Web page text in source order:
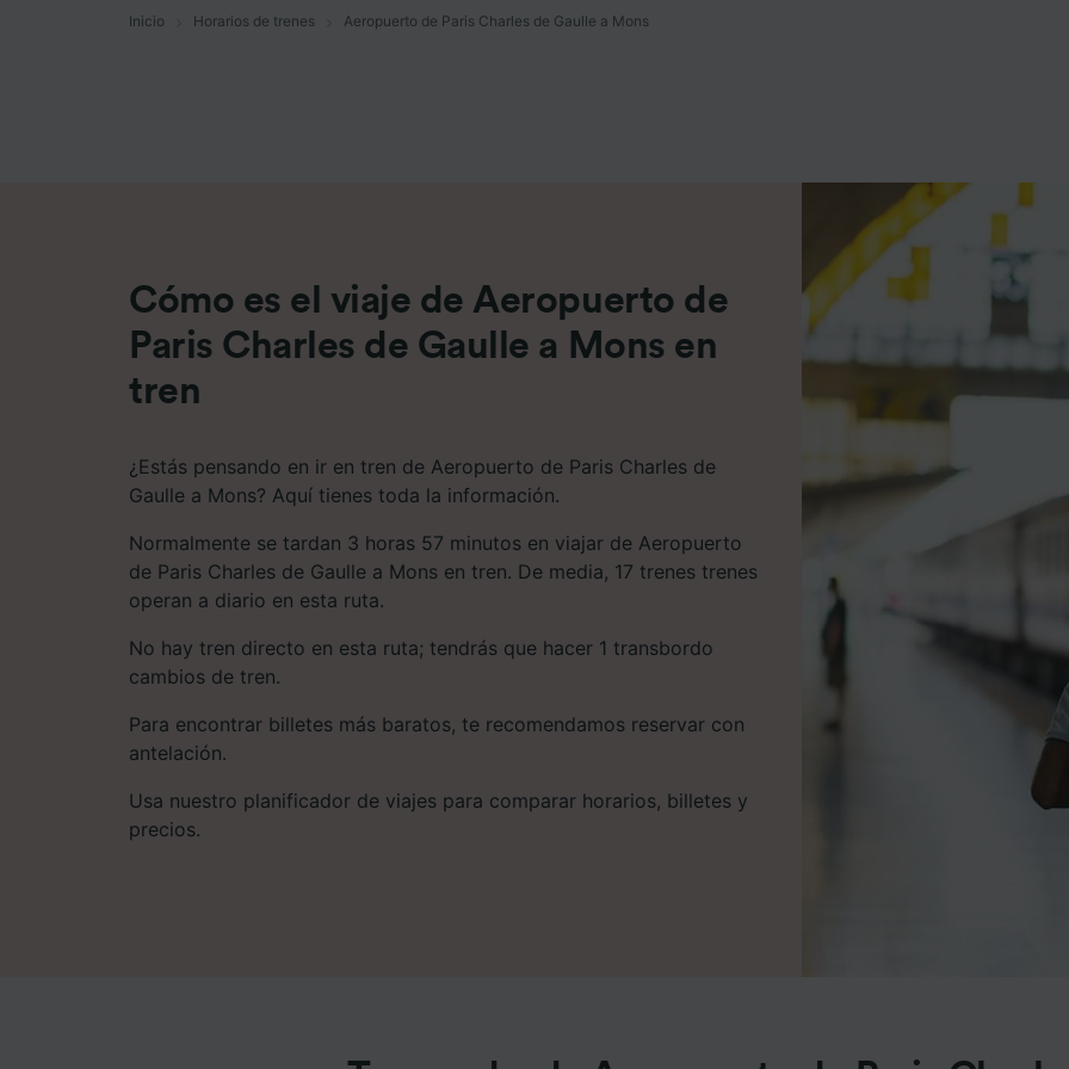
Inicio Horarios de trenes Aeropuerto de Paris Charles de Gaulle a Mons
Cómo es el viaje de Aeropuerto de
Paris Charles de Gaulle a Mons en
tren
¿Estás pensando en ir en tren de Aeropuerto de Paris Charles de
Gaulle a Mons? Aquí tienes toda la información.
Normalmente se tardan 3 horas 57 minutos en viajar de Aeropuerto
de Paris Charles de Gaulle a Mons en tren. De media, 17 trenes trenes
operan a diario en esta ruta.
No hay tren directo en esta ruta; tendrás que hacer 1 transbordo
cambios de tren.
Para encontrar billetes más baratos, te recomendamos reservar con
antelación.
Usa nuestro planificador de viajes para comparar horarios, billetes y
precios.
Lista de asociados (proveedores)